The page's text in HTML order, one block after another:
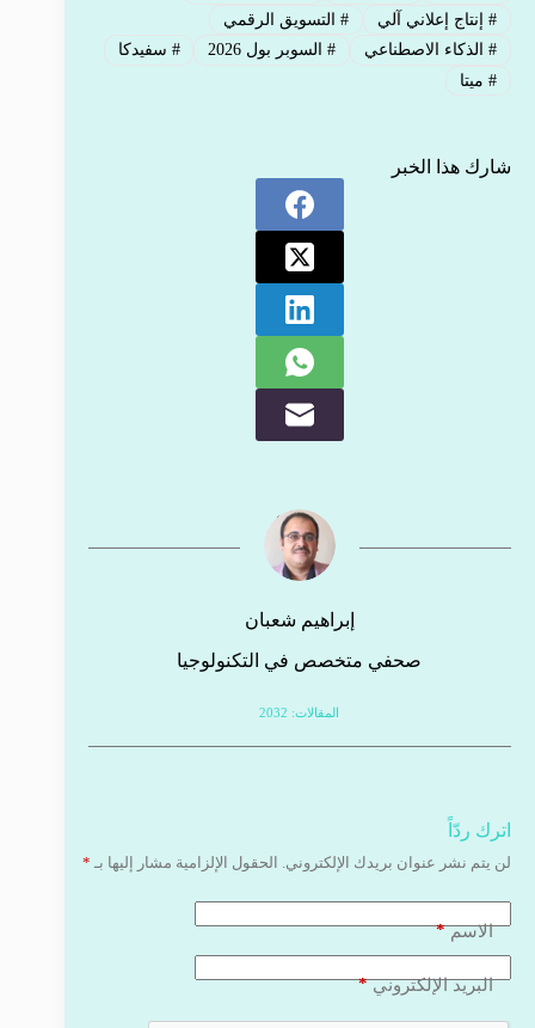
#إنتاج إعلاني آلي #التسويق الرقمي
#الذكاء الاصطناعي #السوبر بول 2026 # سفيدكا
#ميتا
شارك هذا الخبر
إبراهيم شعبان
صحفي متخصص في التكنولوجيا
المقالات: 2032
اترك ردّاً
لن يتم نشر عنوان بريدك الإلكتروني. الحقول الإلزامية مشار إليها بـ *
الاسم*
البريد الإلكتروني*